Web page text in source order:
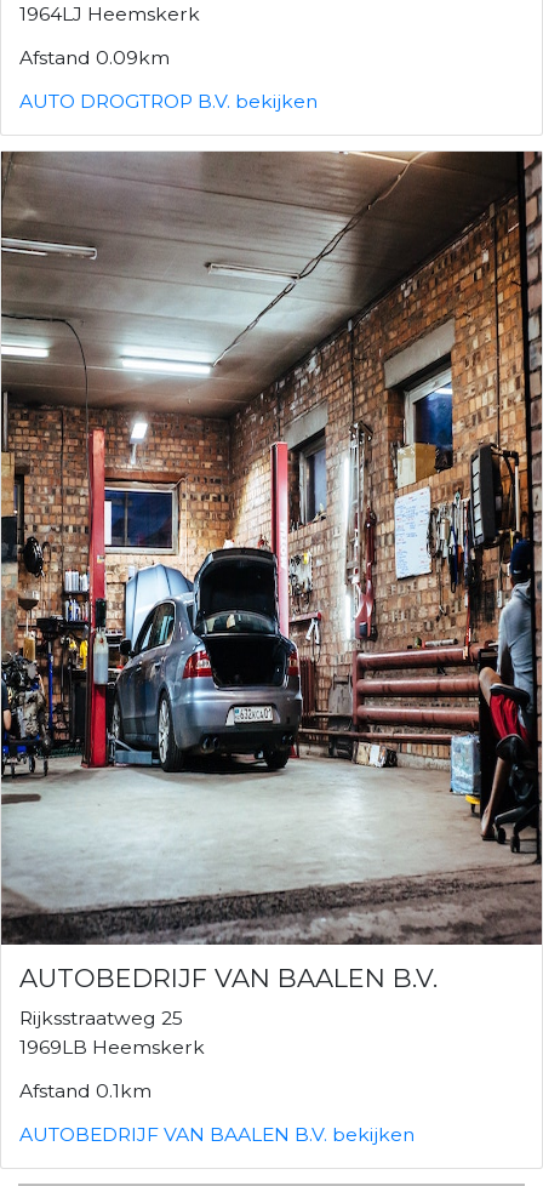
1964LJ Heemskerk
Afstand 0.09km
AUTO DROGTROP B.V. bekijken
AUTOBEDRIJF VAN BAALEN B.V.
Rijksstraatweg 25
1969LB Heemskerk
Afstand 0.1km
AUTOBEDRIJF VAN BAALEN B.V. bekijken